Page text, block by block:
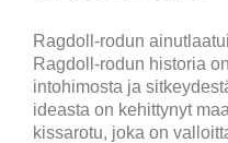
Ragdoll-rodun
Ragdoll-rodun historia
intohimosta ja
ideasta on kehittynyt
kissarotu, joka on